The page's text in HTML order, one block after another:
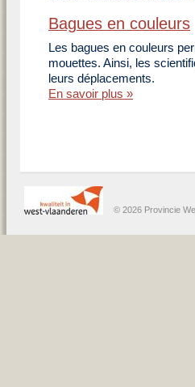
Bagues en couleurs
Les bagues en couleurs
mouettes. Ainsi, les
leurs déplacements.
En savoir plus »
© 2026 Provincie